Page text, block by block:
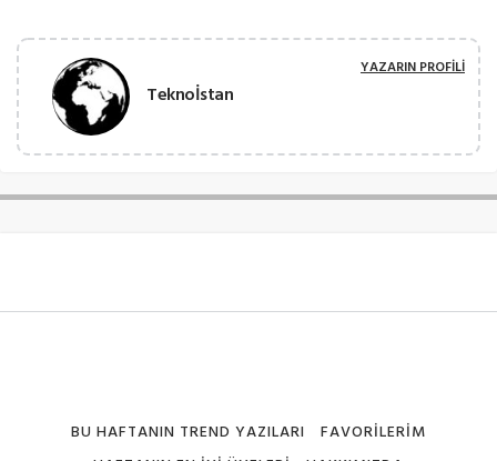
Teknoİstan
YAZARIN PROFILI
BU HAFTANIN TREND YAZILARI
FAVORILERIM